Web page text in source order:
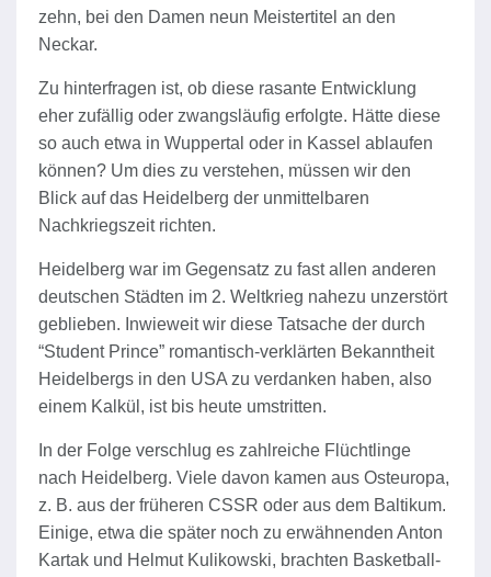
zehn, bei den Damen neun Meistertitel an den
Neckar.
Zu hinterfragen ist, ob diese rasante Entwicklung
eher zufällig oder zwangsläufig erfolgte. Hätte diese
so auch etwa in Wuppertal oder in Kassel ablaufen
können? Um dies zu verstehen, müssen wir den
Blick auf das Heidelberg der unmittelbaren
Nachkriegszeit richten.
Heidelberg war im Gegensatz zu fast allen anderen
deutschen Städten im 2. Weltkrieg nahezu unzerstört
geblieben. Inwieweit wir diese Tatsache der durch
“Student Prince” romantisch-verklärten Bekanntheit
Heidelbergs in den USA zu verdanken haben, also
einem Kalkül, ist bis heute umstritten.
In der Folge verschlug es zahlreiche Flüchtlinge
nach Heidelberg. Viele davon kamen aus Osteuropa,
z. B. aus der früheren CSSR oder aus dem Baltikum.
Einige, etwa die später noch zu erwähnenden Anton
Kartak und Helmut Kulikowski, brachten Basketball-